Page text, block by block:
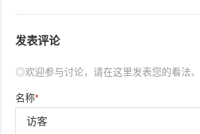
发表评论
◎欢迎参与讨论，请在这里发表您的看法、
名称*